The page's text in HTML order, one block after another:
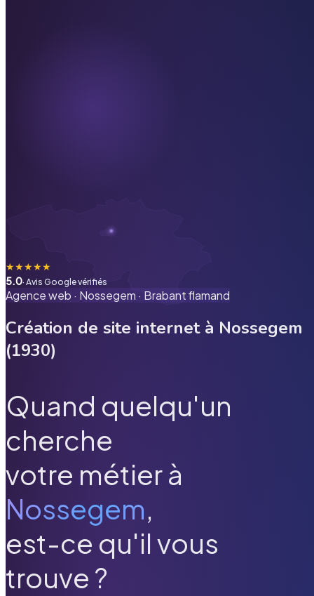
★★★★★
5.0· Avis Google vérifiés
Agence web · Nossegem · Brabant flamand
Création de site internet à Nossegem
(1930)
Quand quelqu'un
cherche
votre métier à
Nossegem,
est-ce qu'il vous
trouve ?